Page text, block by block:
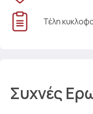
Τέλη
Συχνές